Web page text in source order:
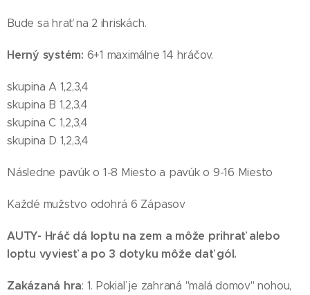
Bude sa hrať na 2 ihriskách.
Herný systém: 6+1 maximálne 14 hráčov.
skupina A 1,2,3,4
skupina B 1,2,3,4
skupina C 1,2,3,4
skupina D 1,2,3,4
Následne pavúk o 1-8 Miesto a pavúk o 9-16 Miesto
Každé mužstvo odohrá 6 Zápasov
AUTY- Hráč dá loptu na zem a môže prihrať alebo
loptu vyviesť a po 3 dotyku môže dať gól.
Zakázaná hra: 1. Pokiaľ je zahraná "malá domov" nohou,